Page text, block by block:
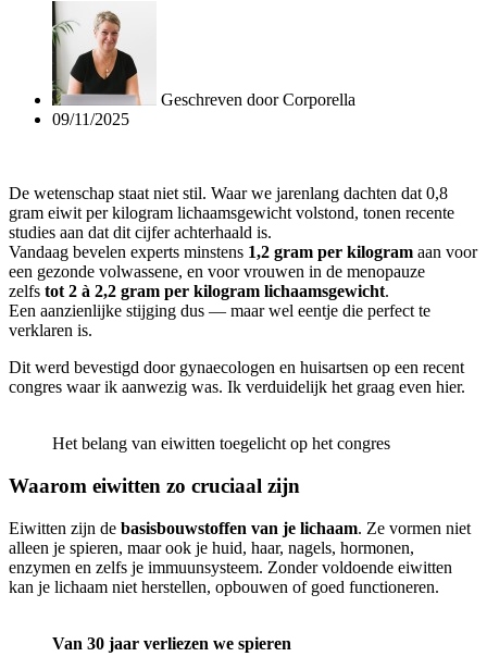
Geschreven doorCorporella
09/11/2025
De wetenschap staat niet stil. Waar we jarenlang dachten dat 0,8
gram eiwit per kilogram lichaamsgewicht volstond, tonen recente
studies aan dat dit cijfer achterhaald is.
Vandaag bevelen experts minstens 1,2 gram per kilogram aan voor
een gezonde volwassene, en voor vrouwen in de menopauze
zelfs tot 2 à 2,2 gram per kilogram lichaamsgewicht.
Een aanzienlijke stijging dus — maar wel eentje die perfect te
verklaren is.
Dit werd bevestigd door gynaecologen en huisartsen op een recent
congres waar ik aanwezig was. Ik verduidelijk het graag even hier.
Het belang van eiwitten toegelicht op het congres
Waarom eiwitten zo cruciaal zijn
Eiwitten zijn de basisbouwstoffen van je lichaam. Ze vormen niet
alleen je spieren, maar ook je huid, haar, nagels, hormonen,
enzymen en zelfs je immuunsysteem. Zonder voldoende eiwitten
kan je lichaam niet herstellen, opbouwen of goed functioneren.
Van 30 jaar verliezen we spieren